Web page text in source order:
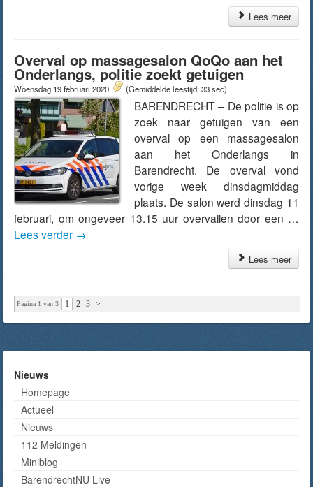
Lees meer
Overval op massagesalon QoQo aan het
Onderlangs, politie zoekt getuigen
Woensdag 19 februari 2020 (Gemiddelde leestijd: 33 sec)
BARENDRECHT – De politie is op
zoek naar getuigen van een
overval op een massagesalon
aan het Onderlangs in
Barendrecht. De overval vond
vorige week dinsdagmiddag
plaats. De salon werd dinsdag 11
februari, om ongeveer 13.15 uur overvallen door een …
Lees verder →
Lees meer
Pagina 1 van 3 1 2 3 >
Nieuws
Homepage
Actueel
Nieuws
112 Meldingen
Miniblog
BarendrechtNU Live